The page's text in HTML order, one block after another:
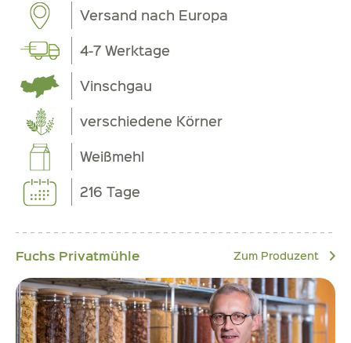
Versand nach Europa
4-7 Werktage
Vinschgau
verschiedene Körner
Weißmehl
216 Tage
Fuchs Privatmühle Zum Produzent